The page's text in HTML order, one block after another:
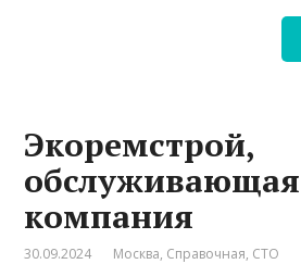
Экоремстрой,
обслуживающая
компания
30.09.2024 Москва, Справочная, СТО